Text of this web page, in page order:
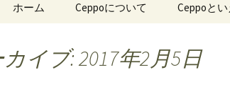
ホーム Ceppoについて Ceppoと
イブ: 2017年2月5日